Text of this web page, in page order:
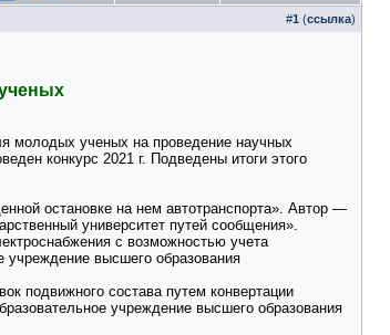
#1 (ссылка)
молодых ученых на проведение научных
конкурс 2021 г. Подведены итоги этого
остановке на нем автотранспорта». Автор —
университет путей сообщения».
с возможностью учета
высшего образования
подвижного состава путем конвертации
учреждение высшего образования